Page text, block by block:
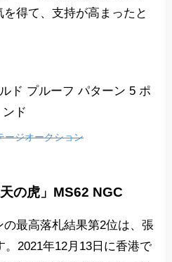
得て、支持が高まったと
ージオークション
の虎」MS62 NGC
最高落札結果第2位は、張
。2021年12月13日に香港で